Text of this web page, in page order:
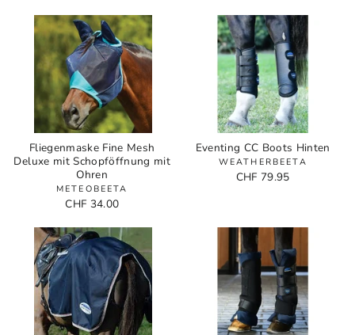
Fliegenmaske Fine Mesh
Deluxe mit Schopföffnung mit
Ohren
METEOBEETA
CHF 34.00
Eventing CC Boots Hinten
WEATHERBEETA
CHF 79.95